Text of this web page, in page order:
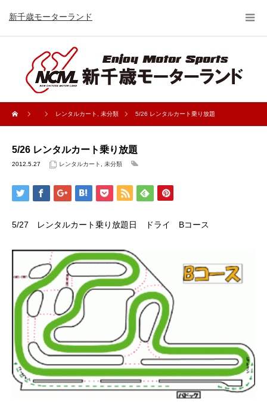
新千歳モーターランド
レンタルカート 未分類 5/26 レンタルカート乗り放題
5/26 レンタルカート乗り放題
2012.5.27 レンタルカート 未分類
5/27 レンタルカート乗り放題日 ドライ Bコース